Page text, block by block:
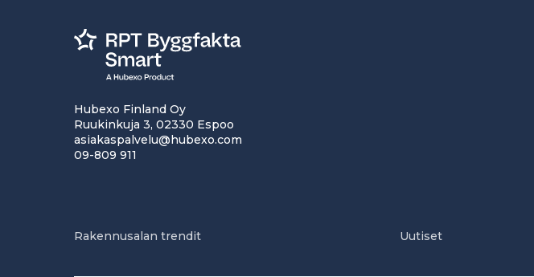
Hubexo Finland Oy
Ruukinkuja 3, 02330 Espoo
asiakaspalvelu@hubexo.com
09-809 911
Rakennusalan trendit Uutiset